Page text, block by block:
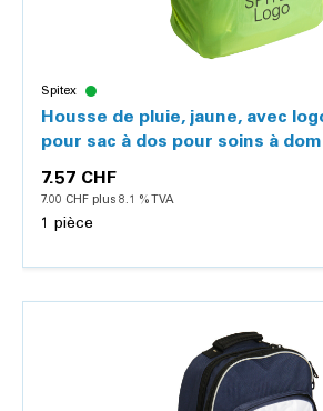
Spitex
Housse de pluie, jaune, avec
pour sac à dos pour soins à
7.57 CHF
7.00 CHF plus 8.1 % TVA
1 pièce
Détails